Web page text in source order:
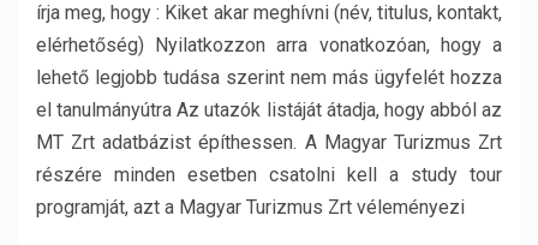
írja meg, hogy : Kiket akar meghívni (név, titulus, kontakt,
elérhetőség) Nyilatkozzon arra vonatkozóan, hogy a
lehető legjobb tudása szerint nem más ügyfelét hozza
el tanulmányútra Az utazók listáját átadja, hogy abból az
MT Zrt adatbázist építhessen. A Magyar Turizmus Zrt
részére minden esetben csatolni kell a study tour
programját, azt a Magyar Turizmus Zrt véleményezi